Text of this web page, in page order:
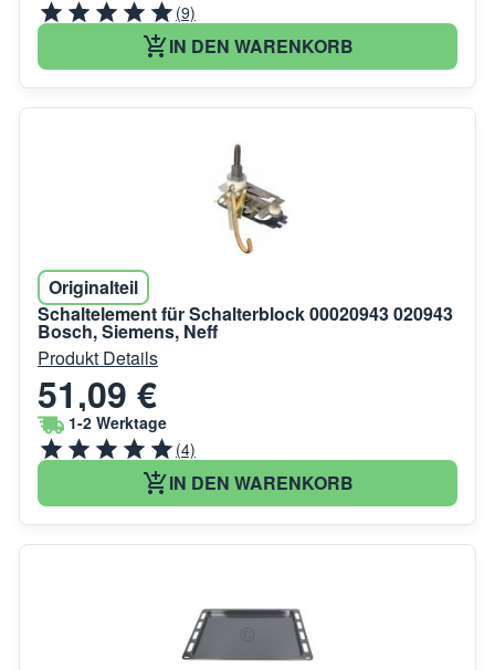
(9)
IN DEN WARENKORB
Originalteil
Schaltelement für Schalterblock 00020943 020943
Bosch, Siemens, Neff
Produkt Details
51,09 €
1-2 Werktage
(4)
IN DEN WARENKORB